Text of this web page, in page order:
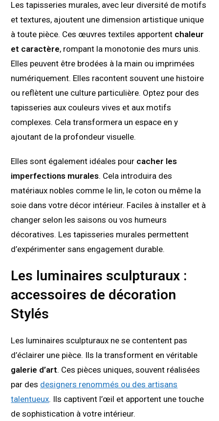
Les tapisseries murales, avec leur diversité de motifs
et textures, ajoutent une dimension artistique unique
à toute pièce. Ces œuvres textiles apportent chaleur
et caractère, rompant la monotonie des murs unis.
Elles peuvent être brodées à la main ou imprimées
numériquement. Elles racontent souvent une histoire
ou reflètent une culture particulière. Optez pour des
tapisseries aux couleurs vives et aux motifs
complexes. Cela transformera un espace en y
ajoutant de la profondeur visuelle.
Elles sont également idéales pour cacher les
imperfections murales. Cela introduira des
matériaux nobles comme le lin, le coton ou même la
soie dans votre décor intérieur. Faciles à installer et à
changer selon les saisons ou vos humeurs
décoratives. Les tapisseries murales permettent
d’expérimenter sans engagement durable.
Les luminaires sculpturaux :
accessoires de décoration
Stylés
Les luminaires sculpturaux ne se contentent pas
d’éclairer une pièce. Ils la transforment en véritable
galerie d’art. Ces pièces uniques, souvent réalisées
par des designers renommés ou des artisans
talentueux. Ils captivent l’œil et apportent une touche
de sophistication à votre intérieur.